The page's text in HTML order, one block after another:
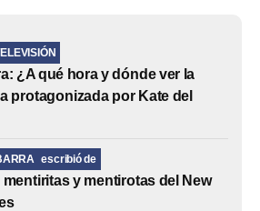
¿A qué hora y dónde ver la
protagonizada por Kate del
escribió de
mentiritas y mentirotas del New